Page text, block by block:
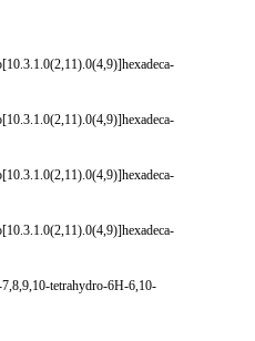
tetrahydro-6H-6,10-